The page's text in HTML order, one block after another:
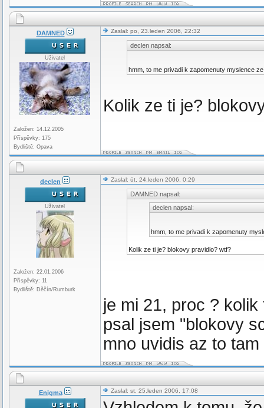
DAMNED
Uživatel
Založen: 14.12.2005
Příspěvky: 175
Bydliště: Opava
Zaslal: po, 23.leden 2006, 22:32
declen napsal:
hmm, to me privadi k zapomenuty myslence
Kolik ze ti je?
declen
Uživatel
Založen: 22.01.2006
Příspěvky: 11
Bydliště: Děčín/Rumburk
Zaslal: út, 24.leden 2006, 0:29
DAMNED napsal:
declen napsal:
hmm, to me privadi k zapomenuty
Kolik ze ti je? blokovy pravidlo? wtf?
je mi 21, proc ? kolik
psal jsem "blokovy
mno uvidis az to tam
Enigma Zaslal: st, 25.leden 2006, 17:08